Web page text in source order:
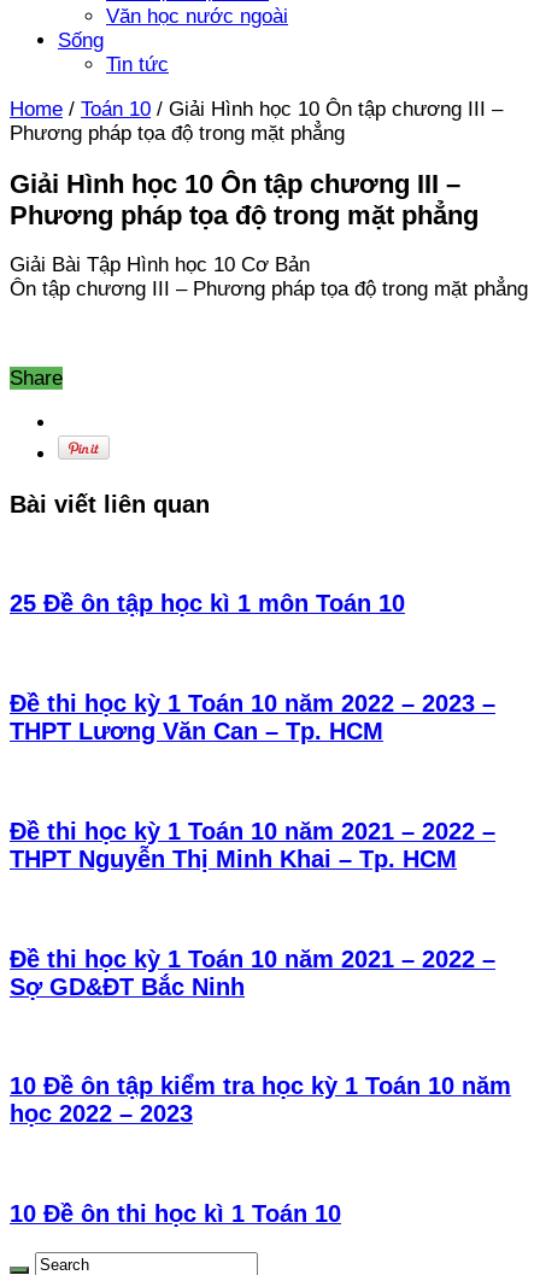
Văn học nước ngoài
Sống
Tin tức
Home / Toán 10 / Giải Hình học 10 Ôn tập chương III –
Phương pháp tọa độ trong mặt phẳng
Giải Hình học 10 Ôn tập chương III –
Phương pháp tọa độ trong mặt phẳng
Giải Bài Tập Hình học 10 Cơ Bản
Ôn tập chương III – Phương pháp tọa độ trong mặt phẳng
Share
Bài viết liên quan
25 Đề ôn tập học kì 1 môn Toán 10
Đề thi học kỳ 1 Toán 10 năm 2022 – 2023 –
THPT Lương Văn Can – Tp. HCM
Đề thi học kỳ 1 Toán 10 năm 2021 – 2022 –
THPT Nguyễn Thị Minh Khai – Tp. HCM
Đề thi học kỳ 1 Toán 10 năm 2021 – 2022 –
Sợ GD&ĐT Bắc Ninh
10 Đề ôn tập kiểm tra học kỳ 1 Toán 10 năm
học 2022 – 2023
10 Đề ôn thi học kì 1 Toán 10